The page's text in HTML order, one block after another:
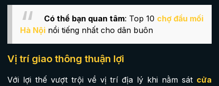
Có thể bạn quan tâm: Top 10 chợ đầu mối
Hà Nội nổi tiếng nhất cho dân buôn
Vị trí giao thông thuận lợi
Với lợi thế vượt trội về vị trí địa lý khi nằm sát cửa